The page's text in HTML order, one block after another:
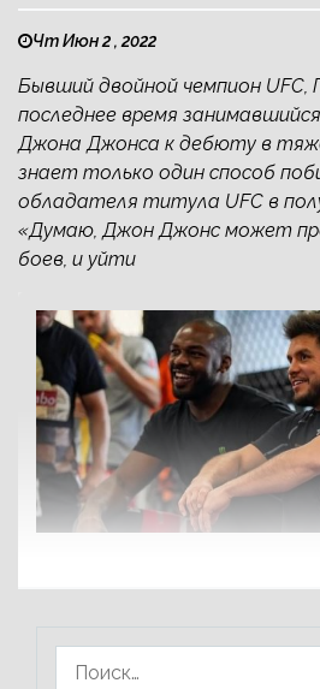
Чт Июн 2 , 2022
Бывший двойной чемпион UFC,
последнее время
Джона Джонса к дебюту в
знает только один способ
обладателя титула UFC в
«Думаю, Джон Джонс может
боев, и уйти